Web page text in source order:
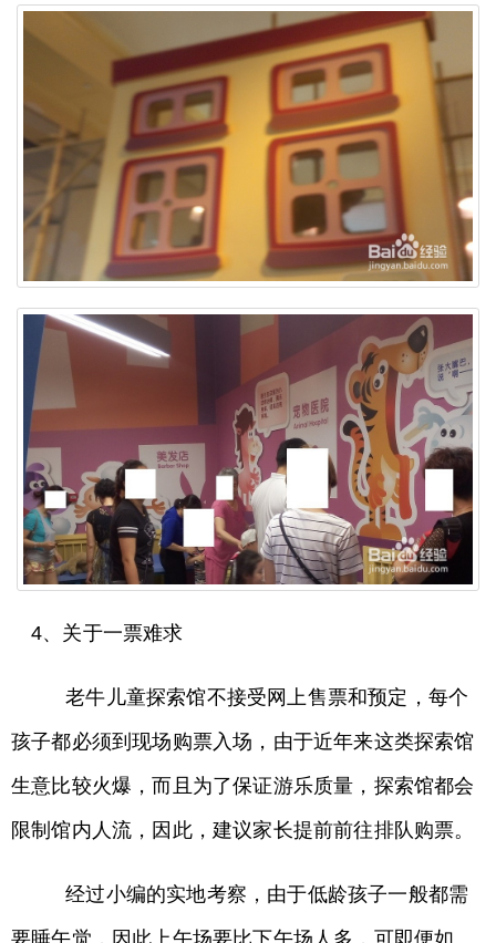
4、关于一票难求
老牛儿童探索馆不接受网上售票和预定，每个
孩子都必须到现场购票入场，由于近年来这类探索馆
生意比较火爆，而且为了保证游乐质量，探索馆都会
限制馆内人流，因此，建议家长提前前往排队购票。
经过小编的实地考察，由于低龄孩子一般都需
要睡午觉，因此上午场要比下午场人多，可即便如